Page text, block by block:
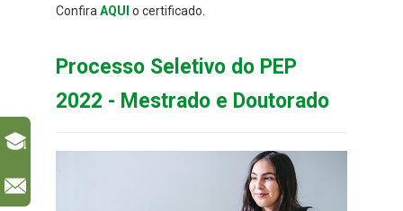
ConfiraAQUI o certificado.
Processo Seletivo do PEP
2022 - Mestrado e Doutorado